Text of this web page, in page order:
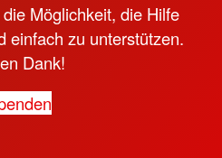
Möglichkeit, die Hilfe
einfach zu unterstützen.
Dank!